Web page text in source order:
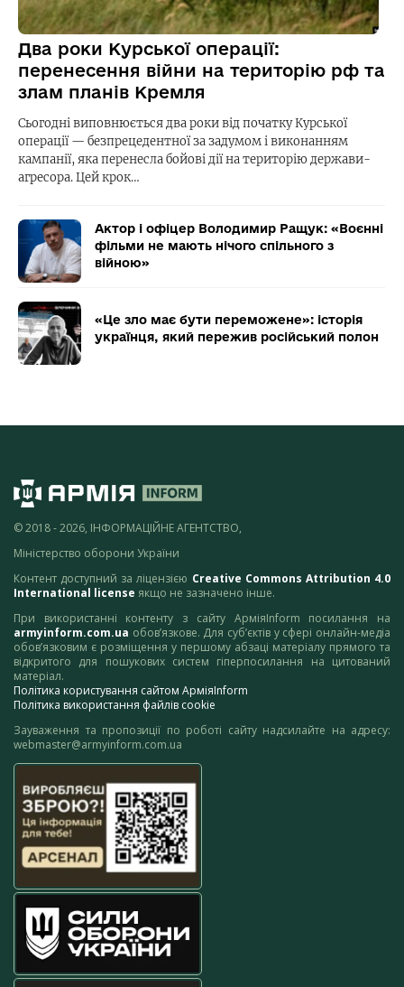
Два роки Курської операції:
перенесення війни на територію рф та
злам планів Кремля
Сьогодні виповнюється два роки від початку Курської
операції — безпрецедентної за задумом і виконанням
кампанії, яка перенесла бойові дії на територію держави-
агресора. Цей крок…
Актор і офіцер Володимир Ращук: «Воєнні
фільми не мають нічого спільного з
війною»
«Це зло має бути переможене»: історія
українця, який пережив російський полон
© 2018 - 2026, ІНФОРМАЦІЙНЕ АГЕНТСТВО,
Міністерство оборони України
Контент доступний за ліцензією Creative Commons Attribution 4.0
International license якщо не зазначено інше.
При використанні контенту з сайту АрміяInform посилання на
armyinform.com.ua обов’язкове. Для суб’єктів у сфері онлайн-медіа
обов’язковим є розміщення у першому абзаці матеріалу прямого та
відкритого для пошукових систем гіперпосилання на цитований
матеріал.
Політика користування сайтом АрміяInform
Політика використання файлів cookie
Зауваження та пропозиції по роботі сайту надсилайте на адресу:
webmaster@armyinform.com.ua